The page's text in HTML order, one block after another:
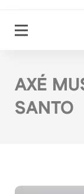
AXÉ
SANTO